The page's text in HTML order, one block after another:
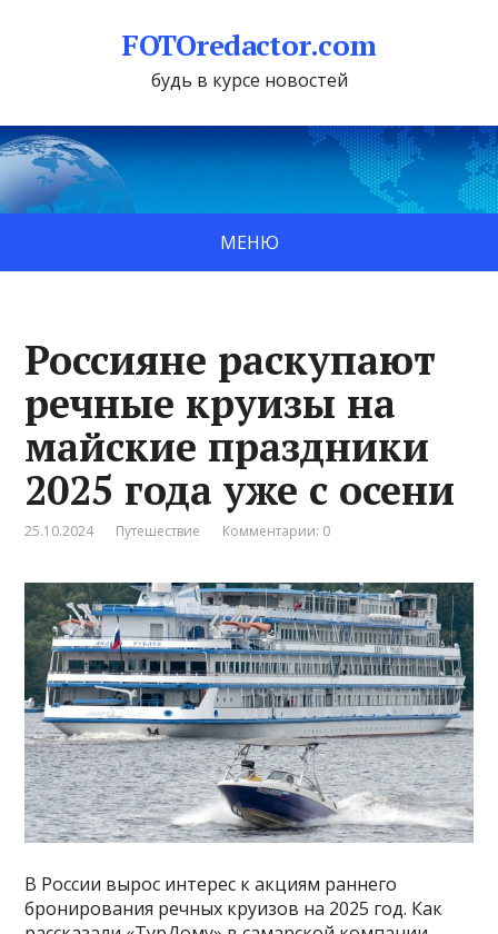
FOTOredactor.com
будь в курсе новостей
МЕНЮ
Россияне раскупают
речные круизы на
майские праздники
2025 года уже с осени
25.10.2024 Путешествие Комментарии: 0
В России вырос интерес к акциям раннего
бронирования речных круизов на 2025 год. Как